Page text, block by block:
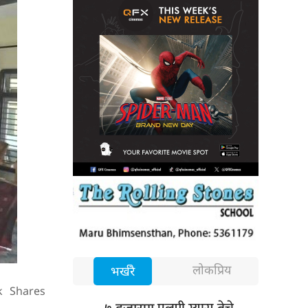
Shares
भर्खरै लोकप्रिय